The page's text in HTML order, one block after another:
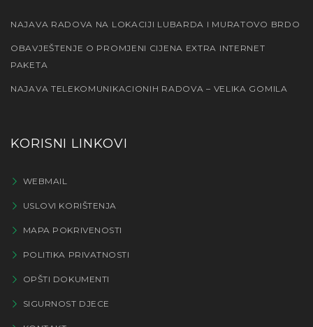
NAJAVA RADOVA NA LOKACIJI LUBARDA I MURATOVO BRDO
OBAVJEŠTENJE O PROMJENI CIJENA EXTRA INTERNET
PAKETA
NAJAVA TELEKOMUNIKACIONIH RADOVA – VELIKA GOMILA
KORISNI LINKOVI
WEBMAIL
USLOVI KORIŠTENJA
MAPA POKRIVENOSTI
POLITIKA PRIVATNOSTI
OPŠTI DOKUMENTI
SIGURNOST DJECE